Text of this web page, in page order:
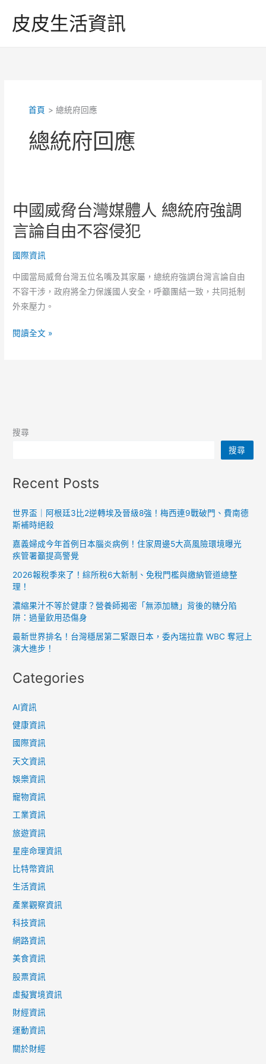
皮皮生活資訊
首頁 總統府回應
總統府回應
中國威脅台灣媒體人 總統府強調
言論自由不容侵犯
國際資訊
中國當局威脅台灣五位名嘴及其家屬，總統府強調台灣言論自由
不容干涉，政府將全力保護國人安全，呼籲團結一致，共同抵制
外來壓力。
中
體
統
強
調
言
論
自
由
不
容
犯
閱讀全文 »
搜尋
搜尋
Recent Posts
世界盃｜阿根廷3比2逆轉埃及晉級8強！梅西連9戰破門、費南德
斯補時絕殺
嘉義婦成今年首例日本腦炎病例！住家周邊5大高風險環境曝光
疾管署籲提高警覺
2026報稅季來了！綜所稅6大新制、免稅門檻與繳納管道總整
理！
濃縮果汁不等於健康？營養師揭密「無添加糖」背後的糖分陷
阱：過量飲用恐傷身
最新世界排名！台灣穩居第二緊跟日本，委內瑞拉靠 WBC 奪冠上
演大進步！
Categories
AI資訊
健康資訊
國際資訊
天文資訊
娛樂資訊
寵物資訊
工業資訊
旅遊資訊
星座命理資訊
比特幣資訊
生活資訊
產業觀察資訊
科技資訊
網路資訊
美食資訊
股票資訊
虛擬實境資訊
財經資訊
運動資訊
關於財經